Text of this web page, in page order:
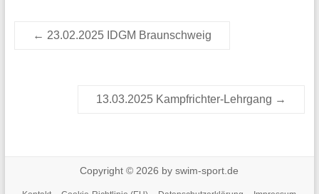
← 23.02.2025 IDGM Braunschweig
13.03.2025 Kampfrichter-Lehrgang →
Copyright © 2026 by swim-sport.de